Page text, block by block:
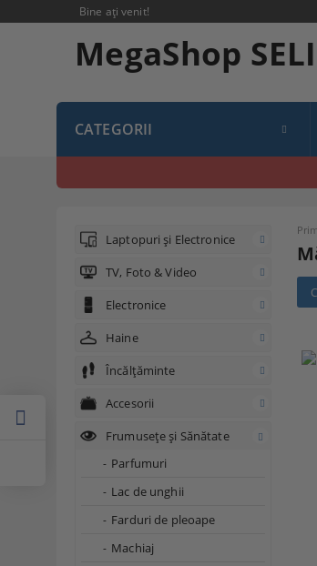
Bine ați venit!
MegaShop
CATEGORII
Laptopuri și Electronice
TV, Foto & Video
Electronice
Haine
Încălțăminte
Accesorii
Frumusețe și Sănătate
Parfumuri
Lac de unghii
Farduri de pleoape
Machiaj